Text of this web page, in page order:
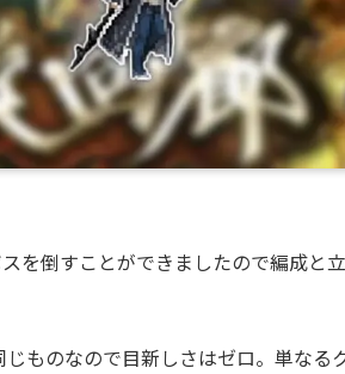
を倒すことができましたので編成と
ものなので目新しさはゼロ。単なる